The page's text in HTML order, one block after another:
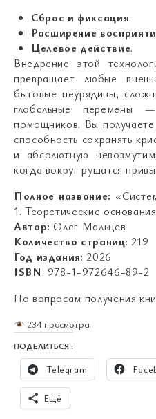
Сброс и фиксация.
Расширение
Целевое действие.
Внедрение этой
превращает любые
бытовые неурядицы,
глобальные перемены
помощников. Вы
способность сохранять
и абсолютную
когда вокруг рушатся
Полное название:
1. Теоретические
Автор:Олег Мальцев
Количество страниц: 219
Год издания: 2026
ISBN: 978-1-972646-89-2
По вопросам получения
234 просмотра
ПОДЕЛИТЬСЯ :
Telegram
Ещё